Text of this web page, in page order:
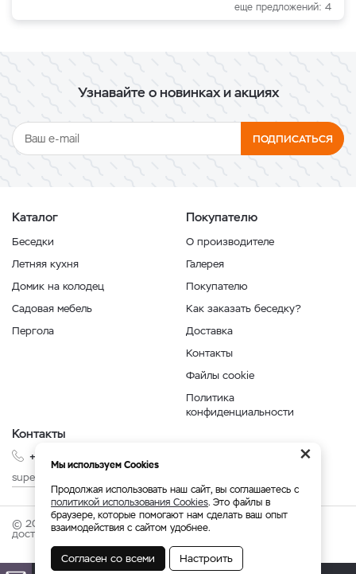
еще предложений: 4
Узнавайте о новинках и акциях
ПОДПИСАТЬСЯ
Каталог
Беседки
Летняя кухня
Домик на колодец
Садовая мебель
Пергола
Покупателю
О производителе
Галерея
Покупателю
Как заказать беседку?
Доставка
Контакты
Файлы cookie
Политика
конфиденциальности
Контакты
+7 999 210-35-35
superbesedka@mail.ru
© 2026 superbesedka.com - беседки от производителя с
доставкой по России.
×
Мы используем Cookies
Продолжая использовать наш сайт, вы соглашаетесь с
политикой использования Cookies. Это файлы в
браузере, которые помогают нам сделать ваш опыт
взаимодействия с сайтом удобнее.
Согласен со всеми Настроить